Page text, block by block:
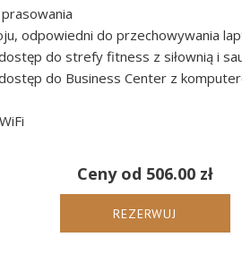
odpowiedni do przechowywania
do strefy fitness z siłownią i
do Business Center z
Ceny od 506.00 zł
REZERWUJ